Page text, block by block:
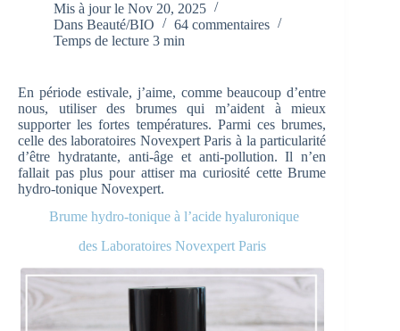
Mis à jour le Nov 20, 2025
Dans Beauté/BIO
64 commentaires
Temps de lecture 3 min
En période estivale, j’aime, comme beaucoup d’entre
nous, utiliser des brumes qui m’aident à mieux
supporter les fortes températures. Parmi ces brumes,
celle des laboratoires Novexpert Paris à la particularité
d’être hydratante, anti-âge et anti-pollution. Il n’en
fallait pas plus pour attiser ma curiosité cette Brume
hydro-tonique Novexpert.
Brume hydro-tonique à l’acide hyaluronique
des Laboratoires Novexpert Paris